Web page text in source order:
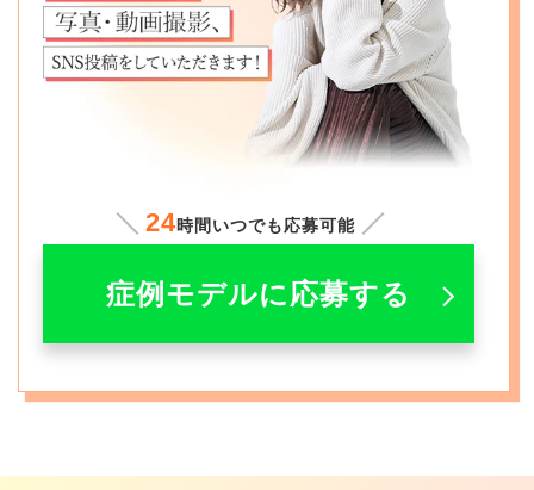
24時間いつでも応募可能
症例モデルに応募する